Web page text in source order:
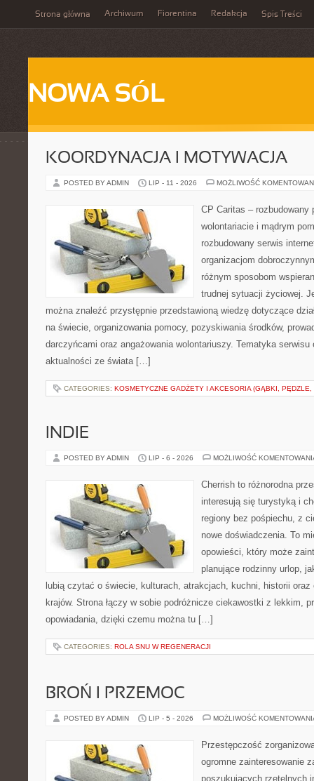
Strona główna Archiwum Fiorentina Redakcja Spis Treści
NOWA SÓL
KOORDYNACJA I MOTYWACJA
POSTED BY ADMIN LIP - 11 - 2026 MOŻLIWOŚĆ
CP Caritas – rozbudowany
wolontariacie i mądrym
rozbudowany serwis
organizacjom
różnym sposobom
trudnej sytuacji życiowej.
można znaleźć przystępnie przedstawioną wiedzę dotyczące
na świecie, organizowania pomocy, pozyskiwania środków,
darczyńcami oraz angażowania wolontariuszy. Tematyka
aktualności ze świata […]
CATEGORIES: KOSMETYCZNE GADŻETY I AKCESORIA (GĄBKI, PĘDZLE,
INDIE
POSTED BY ADMIN LIP - 6 - 2026 MOŻLIWOŚĆ
Cherrish to różnorodna
interesują się turystyką i
regiony bez pośpiechu, z
nowe doświadczenia. To
opowieści, który może
planujące rodzinny urlop,
lubią czytać o świecie, kulturach, atrakcjach, kuchni, historii
krajów. Strona łączy w sobie podróżnicze ciekawostki z lekkim,
opowiadania, dzięki czemu można tu […]
CATEGORIES: ROLA SNU W REGENERACJI
BROŃ I PRZEMOC
POSTED BY ADMIN LIP - 5 - 2026 MOŻLIWOŚĆ
Przestępczość
ogromne zainteresowanie
poszukujących rzetelnych